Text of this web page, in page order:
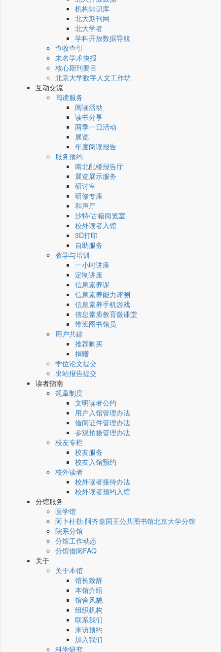
机构知识库
北大期刊网
北大学者
学科开放数据导航
查收查引
未名学术快报
核心期刊要目
北京大学数字人文工作坊
互动交流
阅读服务
阅读活动
读书分享
两季一日活动
展览
年度阅读报告
服务预约
南北配楼报告厅
展览展示服务
研讨室
研修专座
和声厅
沙特/古籍阅览室
校外读者入馆
3D打印
自助服务
教学与培训
一小时讲座
定制讲座
信息素养课
信息素养能力评测
信息素养手机游戏
信息素质教育微课堂
带班图书馆员
用户共建
推荐购买
捐赠
学位论文提交
出站报告提交
读者指南
规章制度
文明读者公约
用户入馆管理办法
借阅证件管理办法
参观拍摄管理办法
校友专栏
校友服务
校友入馆预约
校外读者
校外读者接待办法
校外读者预约入馆
分馆服务
医学馆
阿卜杜勒·阿齐兹国王公共图书馆北京大学分馆
院系分馆
分馆工作动态
分馆借阅FAQ
关于
关于本馆
馆长致辞
本馆介绍
馆舍风貌
组织机构
联系我们
来访预约
加入我们
科学研究